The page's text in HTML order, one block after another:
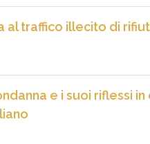
al traffico illecito di
e i suoi riflessi